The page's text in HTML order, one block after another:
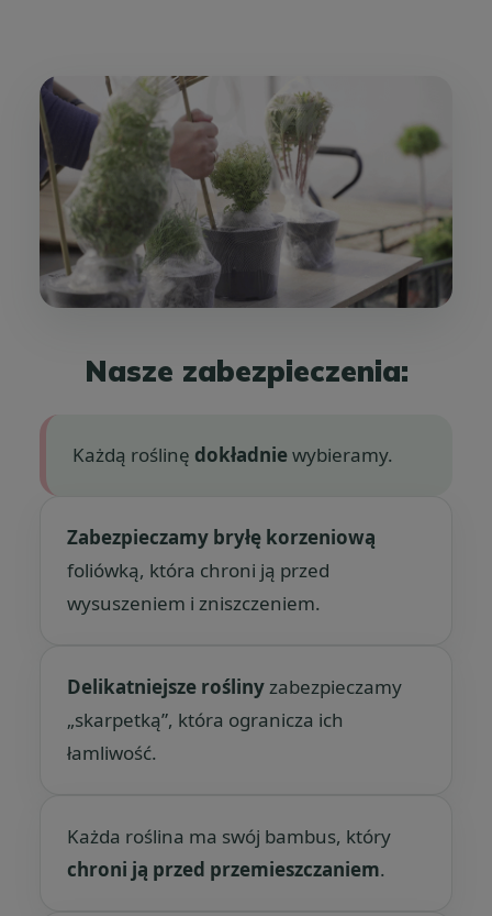
Nasze zabezpieczenia:
Każdą roślinę dokładniewybieramy.
Zabezpieczamy bryłę korzeniową
foliówką, która chroni ją przed
wysuszeniem i zniszczeniem.
Delikatniejsze roślinyzabezpieczamy
„skarpetką”, która ogranicza ich
łamliwość.
Każda roślina ma swój bambus, który
chroni ją przed przemieszczaniem.